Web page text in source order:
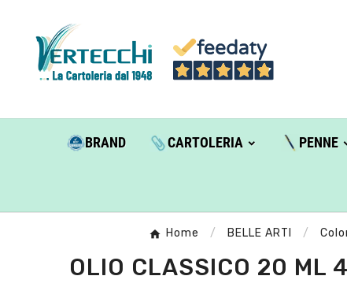
BRAND CARTOLERIA PENNE
Home BELLE ARTI
OLIO CLASSICO 20 ML